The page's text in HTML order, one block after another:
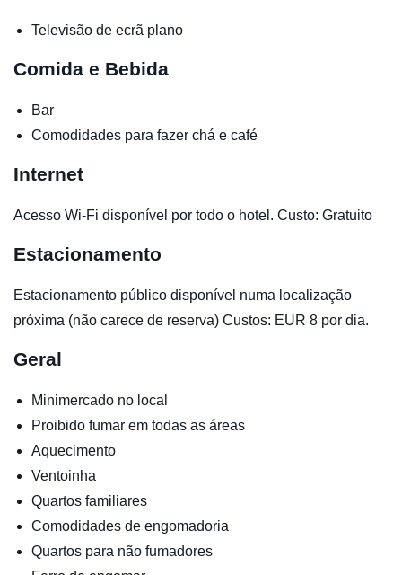
Televisão de ecrã plano
Comida e Bebida
Bar
Comodidades para fazer chá e café
Internet
Acesso Wi-Fi disponível por todo o hotel. Custo: Gratuito
Estacionamento
Estacionamento público disponível numa localização
próxima (não carece de reserva) Custos: EUR 8 por dia.
Geral
Minimercado no local
Proibido fumar em todas as áreas
Aquecimento
Ventoinha
Quartos familiares
Comodidades de engomadoria
Quartos para não fumadores